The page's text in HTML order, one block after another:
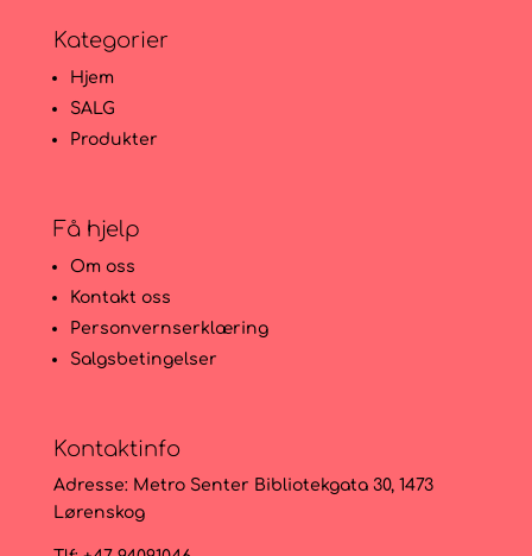
Kategorier
Hjem
SALG
Produkter
Få hjelp
Om oss
Kontakt oss
Personvernserklæring
Salgsbetingelser
Kontaktinfo
Adresse: Metro Senter Bibliotekgata 30, 1473
Lørenskog